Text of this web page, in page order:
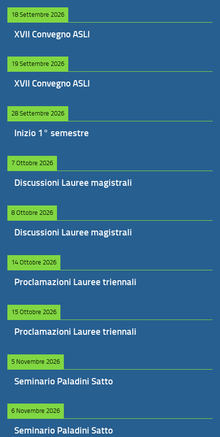
18 Settembre 2026
XVII Convegno ASLI
19 Settembre 2026
XVII Convegno ASLI
28 Settembre 2026
Inizio 1° semestre
7 Ottobre 2026
Discussioni Lauree magistrali
8 Ottobre 2026
Discussioni Lauree magistrali
14 Ottobre 2026
Proclamazioni Lauree triennali
15 Ottobre 2026
Proclamazioni Lauree triennali
5 Novembre 2026
Seminario Paladini Satto
6 Novembre 2026
Seminario Paladini Satto